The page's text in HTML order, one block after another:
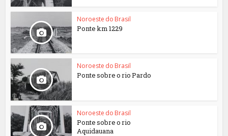
Noroeste do Brasil
Ponte km 1229
Noroeste do Brasil
Ponte sobre o rio Pardo
Noroeste do Brasil
Ponte sobre o rio
Aquidauana